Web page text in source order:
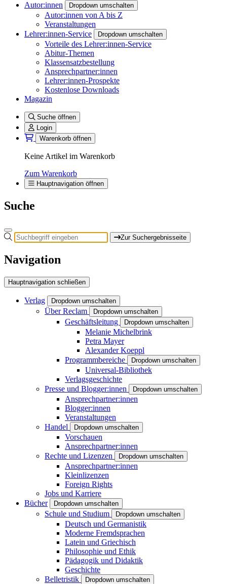
Autor:innen
Dropdown umschalten
Autor:innen von A bis Z
Veranstaltungen
Lehrer:innen-Service
Dropdown umschalten
Vorteile des Lehrer:innen-Service
Abitur-Themen
Klassensatzbestellung
Ansprechpartner:innen
Lehrer:innen-Prospekte
Kostenlose Downloads
Magazin
Suche öffnen
Login
Warenkorb öffnen
Keine Artikel im Warenkorb
Zum Warenkorb
Hauptnavigation öffnen
Suche
Zur Suchergebnisseite
Navigation
Hauptnavigation schließen
Verlag Dropdown umschalten
Über Reclam Dropdown umschalten
Geschäftsleitung Dropdown umschalten
Melanie Michelbrink
Petra Mayer
Alexander Koeppl
Programmbereiche
Dropdown umschalten
Universal-Bibliothek
Verlagsgeschichte
Presse und Blogger:innen
Dropdown umschalten
Ansprechpartner:innen
Blogger:innen
Veranstaltungen
Handel
Dropdown umschalten
Vorschauen
Ansprechpartner:innen
Rechte und Lizenzen
Dropdown umschalten
Ansprechpartner:innen
Kleinlizenzen
Foreign Rights
Jobs und Karriere
Bücher
Dropdown umschalten
Schule und Studium Dropdown umschalten
Deutsch und Germanistik
Moderne Fremdsprachen
Latein und Griechisch
Philosophie und Ethik
Pädagogik und Didaktik
Geschichte
Belletristik
Dropdown umschalten